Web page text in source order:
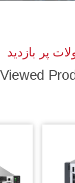
شکایات به نحو
بهره مندی از
پر بازدید